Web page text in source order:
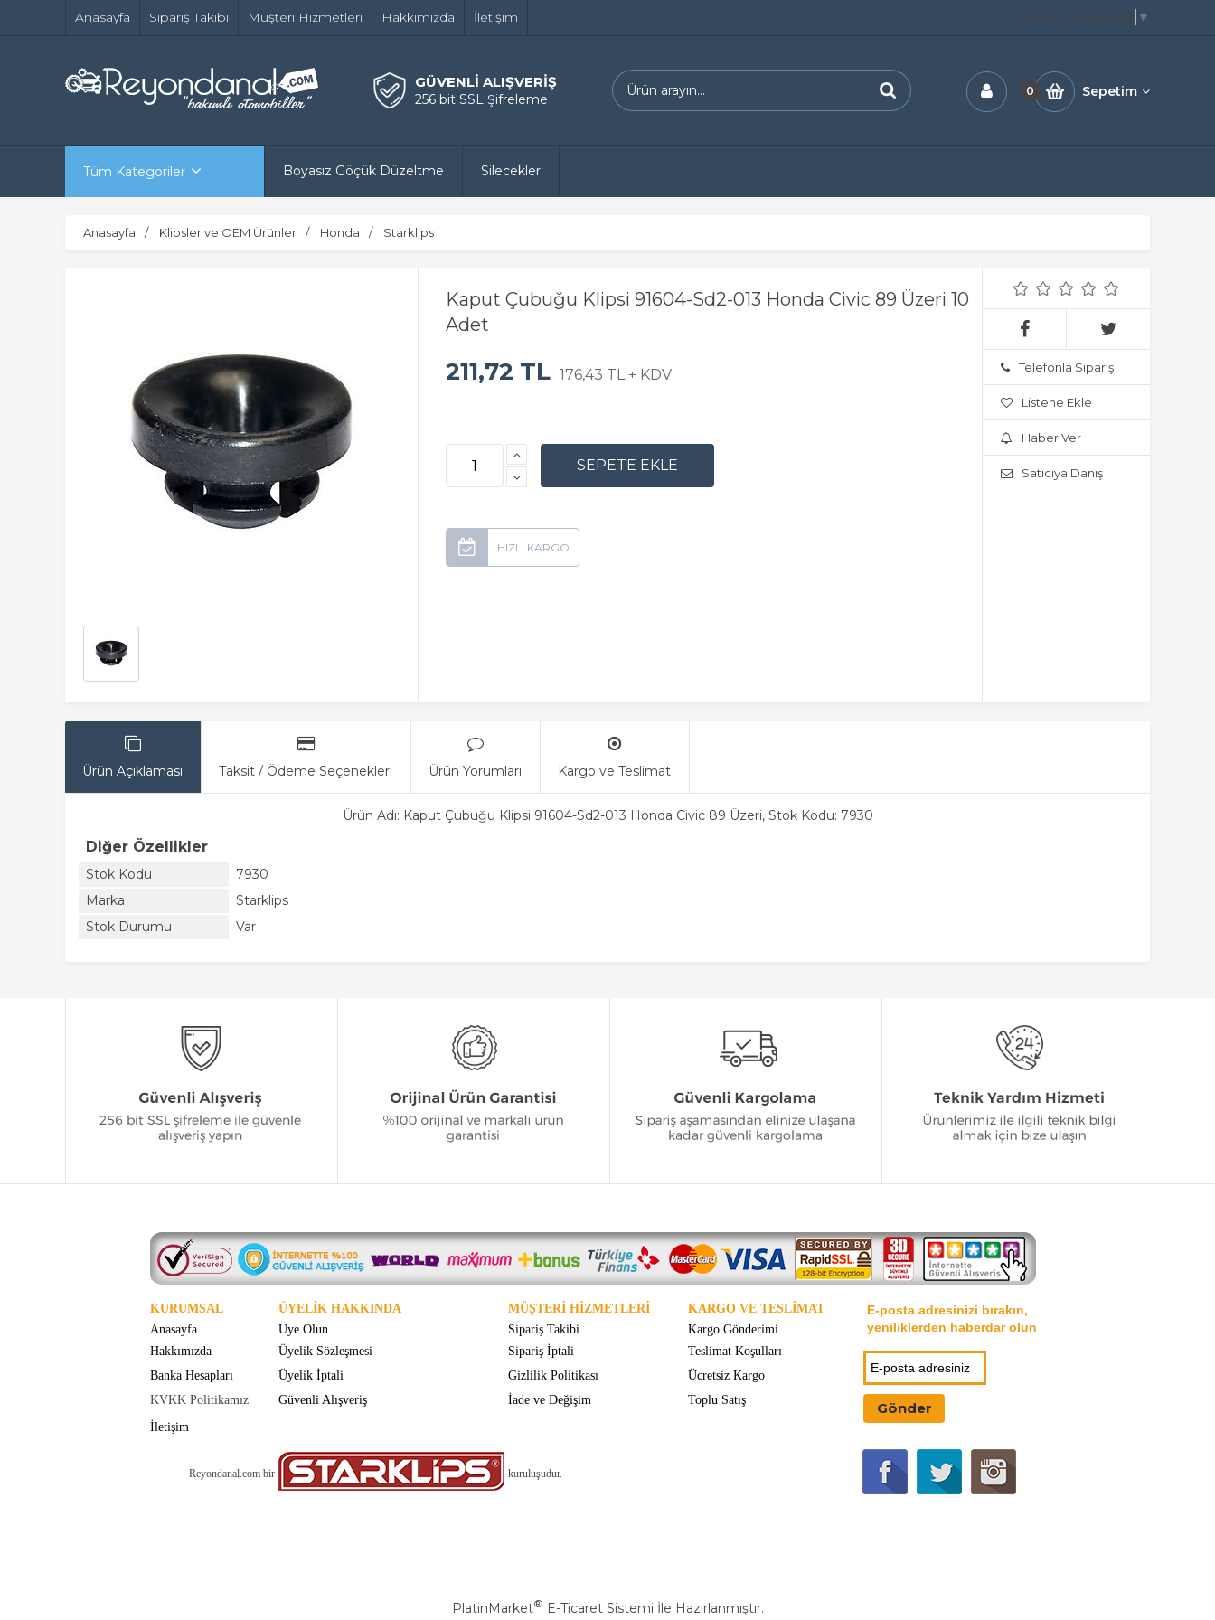
Anasayfa Sipariş Takibi Müşteri Hizmetleri Hakkımızda İletişim Select Language ▼
GÜVENLİ ALIŞVERİŞ
256 bit SSL Şifreleme
0 Sepetim
Tüm Kategoriler Boyasız Göçük Düzeltme Silecekler
Anasayfa Klipsler ve OEM Ürünler Honda Starklips
Kaput Çubuğu Klipsi 91604-Sd2-013 Honda Civic 89 Üzeri 10
Adet
211,72 TL 176,43 TL + KDV Telefonla Sipariş
Listene Ekle
Haber Ver
Satıcıya Danış
Ürün Açıklaması Taksit / Ödeme Seçenekleri Ürün Yorumları Kargo ve Teslimat
Ürün Adı: Kaput Çubuğu Klipsi 91604-Sd2-013 Honda Civic 89 Üzeri, Stok Kodu: 7930
Diğer Özellikler
Stok Kodu
7930
Marka
Starklips
Stok Durumu
Var
KURUMSAL ÜYELİK HAKKINDA MÜŞTERİ HİZMETLERİ KARGO VE TESLİMAT
E-posta adresinizi bırakın,
yeniliklerden haberdar olun
Anasayfa Üye Olun Sipariş Takibi
Kargo Gönderimi
Hakkımızda
Üyelik Sözleşmesi Sipariş İptali
Teslimat Koşulları
Banka Hesapları
Üyelik İptali Gizlilik Politikası
Ücretsiz Kargo
KVKK Politikamız
Güvenli Alışveriş İade ve Değişim
Toplu Satış
İletişim
Reyondanal.com bir kuruluşudur.
PlatinMarket® E-Ticaret Sistemi İle Hazırlanmıştır.